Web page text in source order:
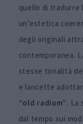
quello di tradurre
un’estetica
degli originali
contemporanea.
stesse tonalità
e lancette
“old radium”. La
dal tempo sui